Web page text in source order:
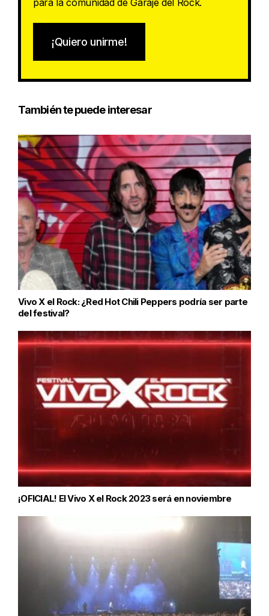
¡Quiero unirme!
También te puede interesar
Vivo X el Rock: ¿Red Hot Chili Peppers podría ser parte
del festival?
¡OFICIAL! El Vivo X el Rock 2023 será en noviembre